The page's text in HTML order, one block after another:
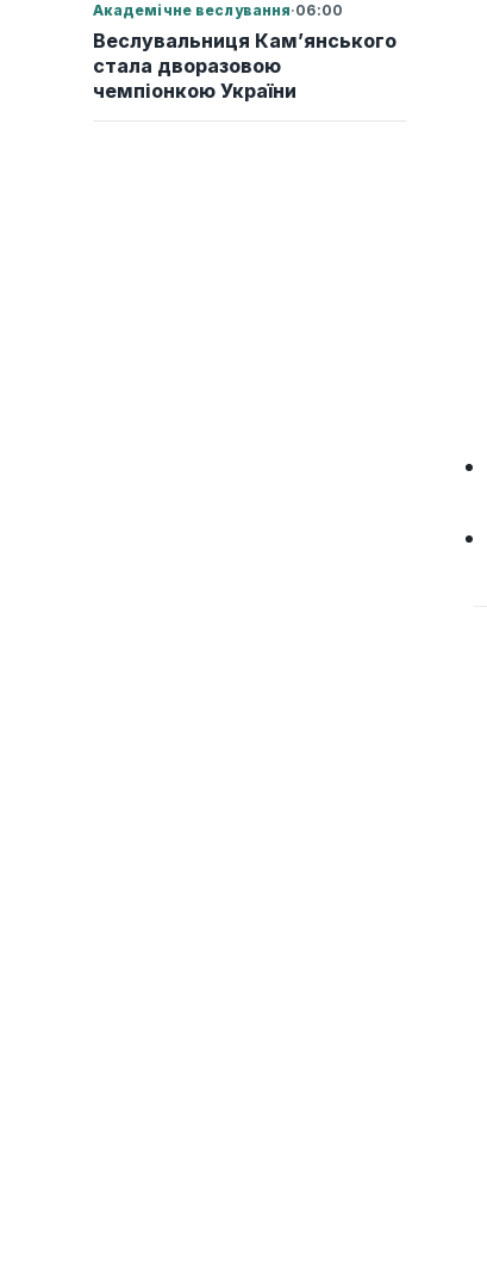
Академічне веслування·06:00
Веслувальниця Кам’янського
стала дворазовою
чемпіонкою України